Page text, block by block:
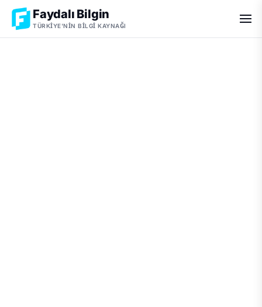
Faydalı Bilgin
TÜRKIYE'NIN BILGI KAYNAĞI